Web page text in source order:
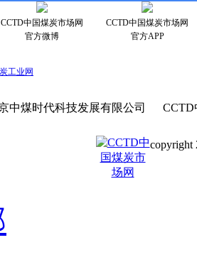
CCTD中国煤炭市场网
官方微博
CCTD中国煤炭市场网
官方APP
工业网
中煤时代科技发展有限公司
copyright